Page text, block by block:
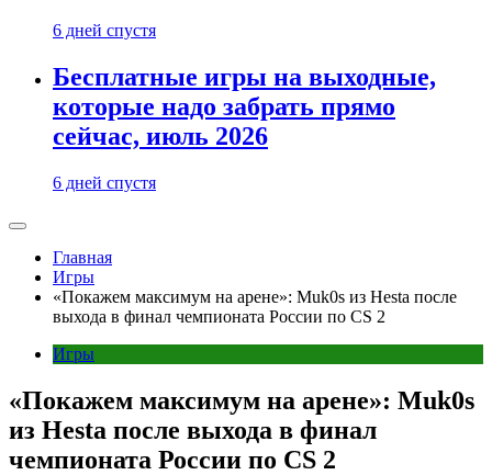
6 дней спустя
Бесплатные игры на выходные,
которые надо забрать прямо
сейчас, июль 2026
6 дней спустя
Главная
Игры
«Покажем максимум на арене»: Muk0s из Hesta после
выхода в финал чемпионата России по CS 2
Игры
«Покажем максимум на арене»: Muk0s
из Hesta после выхода в финал
чемпионата России по CS 2